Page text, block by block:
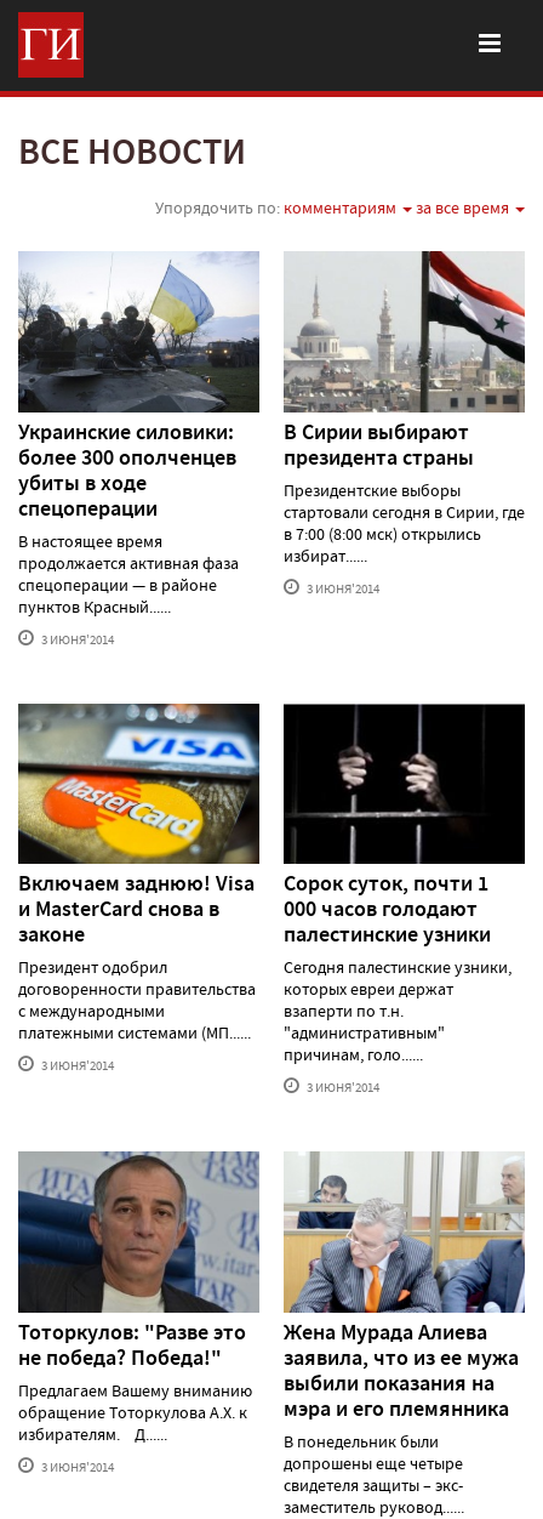
ВСЕ НОВОСТИ
Упорядочить по: комментариям за все время
Украинские силовики:
более 300 ополченцев
убиты в ходе
спецоперации
В настоящее время
продолжается активная фаза
спецоперации — в районе
пунктов Красный......
3 ИЮНЯ'2014
В Сирии выбирают
президента страны
Президентские выборы
стартовали сегодня в Сирии, где
в 7:00 (8:00 мск) открылись
избират......
3 ИЮНЯ'2014
Включаем заднюю! Visa
и MasterCard снова в
законе
Президент одобрил
договоренности правительства
с международными
платежными системами (МП......
3 ИЮНЯ'2014
Сорок суток, почти 1
000 часов голодают
палестинские узники
Сегодня палестинские узники,
которых евреи держат
взаперти по т.н.
"административным"
причинам, голо......
3 ИЮНЯ'2014
Тоторкулов: "Разве это
не победа? Победа!"
Предлагаем Вашему вниманию
обращение Тоторкулова А.Х. к
избирателям. Д......
3 ИЮНЯ'2014
Жена Мурада Алиева
заявила, что из ее мужа
выбили показания на
мэра и его племянника
В понедельник были
допрошены еще четыре
свидетеля защиты – экс-
заместитель руковод......